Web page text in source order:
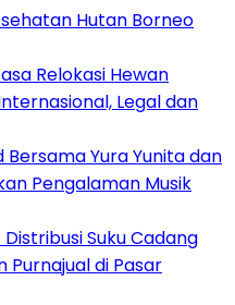
Hutan Borneo
Relokasi Hewan
Legal dan
Yura Yunita dan
Pengalaman Musik
Suku Cadang
Purnajual di Pasar